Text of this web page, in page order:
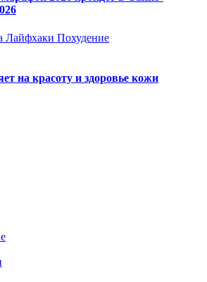
Лайфхаки Похудение
на красоту и здоровье кожи